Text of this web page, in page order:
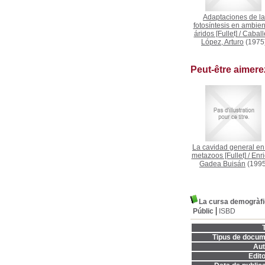
Adaptaciones de la
fotosíntesis en
áridos [Fullet] /
López, Arturo
Peut-être
La cavidad general
metazoos [Fullet] /
Gadea Buisán
La cursa
Públic
ISBD
Tipus de